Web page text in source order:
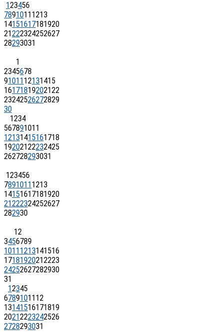
123456
7891011 1213
14151617181920
21222324252627
28293031
1
2345678
91011 12131415
16171819202122
23242526272829
30
1234
567891011
12131415161718
19202122232425
262728293031
123456
7891011 1213
14151617181920
21222324252627
282930
12
3456789
1011 1213141516
17181920212223
24252627282930
31
12345
67891011 12
13141516171819
20212223242526
2728293031